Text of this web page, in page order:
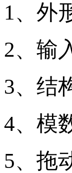
1、外
2、输
3、结
4、模
5、拖